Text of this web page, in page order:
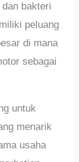
bakteri
peluang
di mana
sebagai
untuk
menarik
usaha